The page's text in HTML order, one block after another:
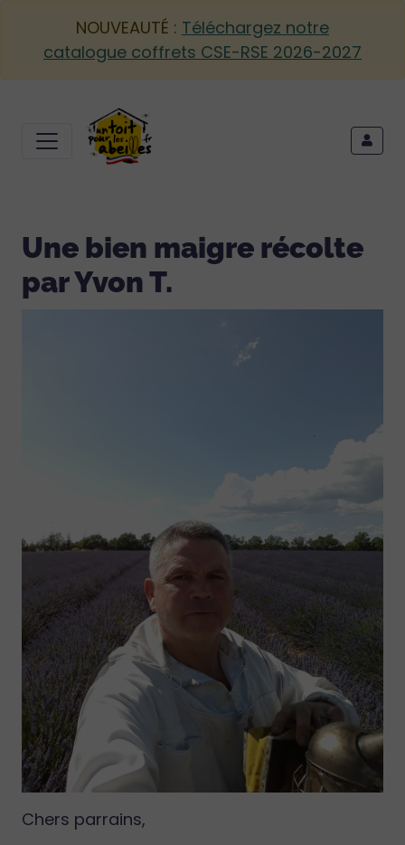
NOUVEAUTÉ : Téléchargez notre
catalogue coffrets CSE-RSE 2026-2027
Une bien maigre récolte
par Yvon T.
Chers parrains,